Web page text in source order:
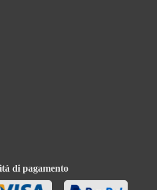
di pagamento